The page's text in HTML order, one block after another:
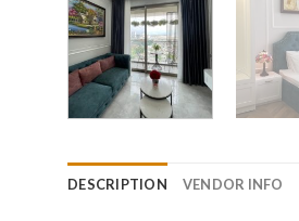
DESCRIPTION VENDOR INFO